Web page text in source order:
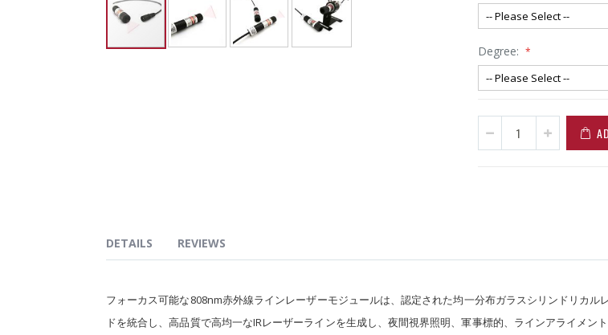
Degree:
DETAILS
フォーカス可能な808nm赤外線ラインレーザーモジュールは、認定された均一分布ガラスシリンドリカル
ドを統合し、高品質で高均一なIRレーザーラインを生成し、夜間視界照明、軍事標的、ラインアライメン
REVIEWS